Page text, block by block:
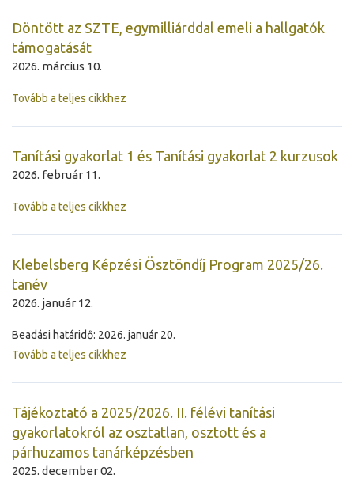
Döntött az SZTE, egymilliárddal emeli a hallgatók
támogatását
2026. március 10.
Tovább a teljes cikkhez
Tanítási gyakorlat 1 és Tanítási gyakorlat 2 kurzusok
2026. február 11.
Tovább a teljes cikkhez
Klebelsberg Képzési Ösztöndíj Program 2025/26.
tanév
2026. január 12.
Beadási határidő: 2026. január 20.
Tovább a teljes cikkhez
Tájékoztató a 2025/2026. II. félévi tanítási
gyakorlatokról az osztatlan, osztott és a
párhuzamos tanárképzésben
2025. december 02.